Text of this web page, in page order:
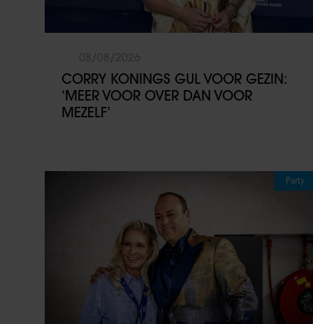
CORRY KONINGS GUL VOOR GEZIN:
‘MEER VOOR OVER DAN VOOR
MEZELF’
Party